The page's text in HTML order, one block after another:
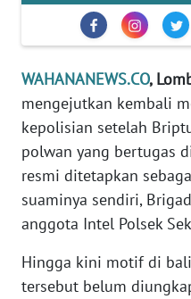
WAHANANEWS.CO,
mengejutkan kembali
kepolisian setelah
polwan yang bertugas
resmi ditetapkan
suaminya sendiri,
anggota Intel Polsek
Hingga kini motif di
tersebut belum
EDITORIAL
Informasi
INDEKS
BERITA
KONTAK
KAMI
IKLAN